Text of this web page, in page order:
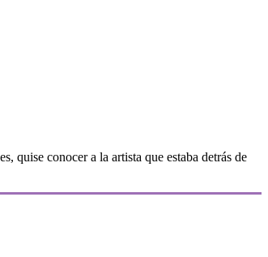
quise conocer a la artista que estaba detrás de